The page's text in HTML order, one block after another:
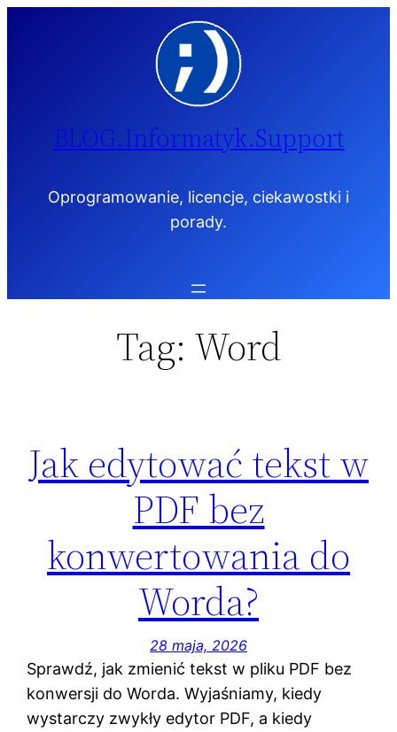
BLOG.Informatyk.Support
Oprogramowanie, licencje, ciekawostki i
porady.
Tag: Word
Jak edytować tekst w
PDF bez
konwertowania do
Worda?
28 maja, 2026
Sprawdź, jak zmienić tekst w pliku PDF bez
konwersji do Worda. Wyjaśniamy, kiedy
wystarczy zwykły edytor PDF, a kiedy